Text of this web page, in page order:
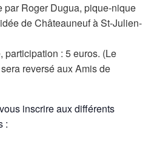
par Roger Dugua, pique-nique
de Châteauneuf à St-Julien-
participation : 5 euros. (Le
reversé aux Amis de
inscrire aux différents
: